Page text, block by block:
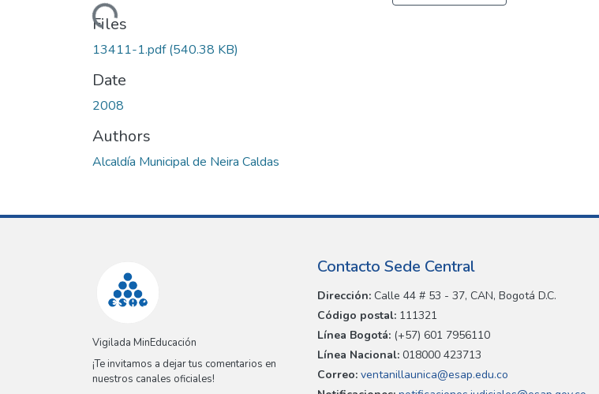
Loading...
Files
13411-1.pdf(540.38 KB)
Date
2008
Authors
Alcaldía Municipal de Neira Caldas
Vigilada MinEducación
¡Te invitamos a dejar tus comentarios en
nuestros canales oficiales!
Contacto Sede Central
Dirección: Calle 44 # 53 - 37, CAN, Bogotá D.C.
Código postal: 111321
Línea Bogotá: (+57) 601 7956110
Línea Nacional: 018000 423713
Correo: ventanillaunica@esap.edu.co